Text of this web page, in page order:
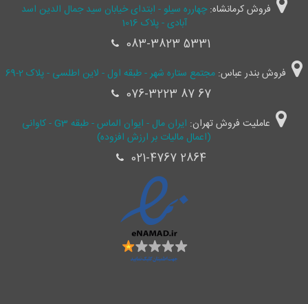
فروش کرمانشاه:چهارره سیلو - ابتدای خیابان سید جمال ‌الدین اسد
آبادی - پلاک 1016
083-3823 5331
فروش بندر عباس: مجتمع ستاره شهر - طبقه اول - لاین اطلسی - پلاک 2-69
076-3223 87 67
عاملیت فروش تهران:
ایران مال - ایوان الماس - طبقه G3 - کاوانی
(اعمال مالیات بر ارزش افزوده)
021-4767 2864